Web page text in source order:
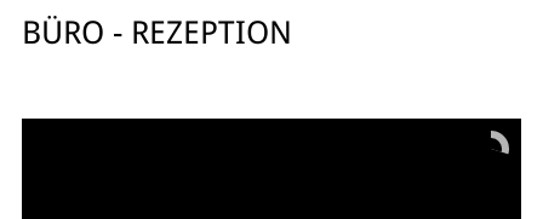
BÜRO - REZEPTION